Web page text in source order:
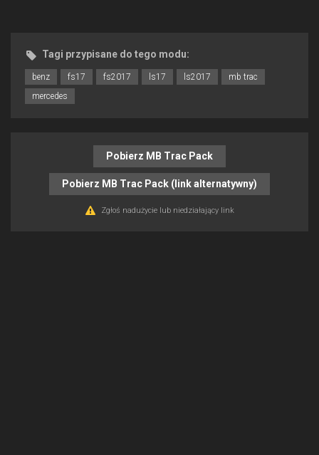
Tagi przypisane do tego modu:
benz fs17 fs2017 ls17 ls2017
mb trac
mercedes
Pobierz MB Trac Pack
Pobierz MB Trac Pack (link alternatywny)
Zgłoś nadużycie lub niedziałający link